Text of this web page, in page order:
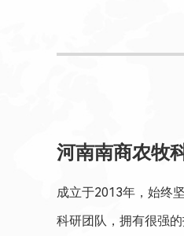
河南南商农牧
成立于2013年，始终
科研团队，拥有很强